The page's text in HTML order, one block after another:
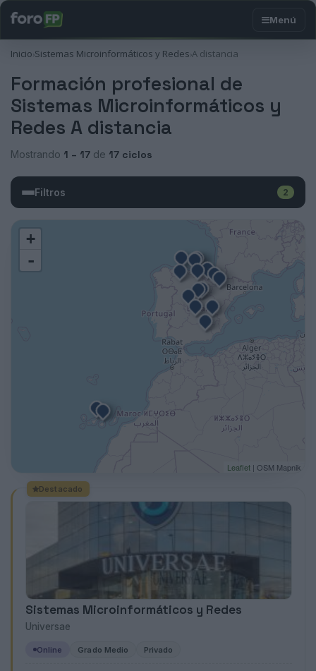
Inicio›Sistemas Microinformáticos y Redes›A distancia
Formación profesional de
Sistemas Microinformáticos y
Redes A distancia
Mostrando 1 – 17 de 17 ciclos
Filtros 2
Destacado
Sistemas Microinformáticos y Redes
Universae
Online Grado Medio Privado
+
-
Leaflet | OSM Mapnik